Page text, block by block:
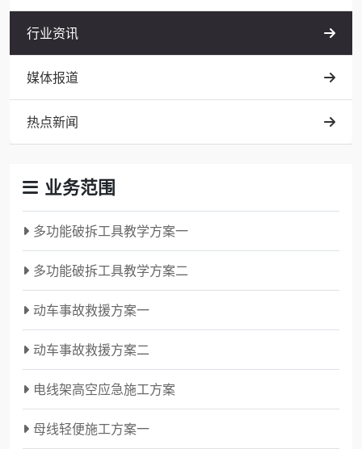
行业资讯
媒体报道
热点新闻
业务范围
多功能破拆工具教学方案一
多功能破拆工具教学方案二
动车事故救援方案一
动车事故救援方案二
电线架高空应急施工方案
母线轻便施工方案一